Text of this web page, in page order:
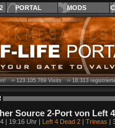
PORTAL MODS
››123.105.769Visits ››18.313
Source 2-Port von Left
| 19:16 Uhr | Left 4 Dead 2 | Trineas |